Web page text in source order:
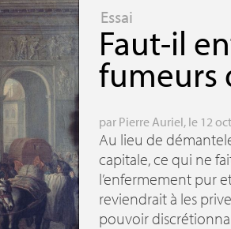
Essai
Faut-il
fumeurs
par Pierre Auriel, le 12
Au lieu de
capitale, ce qui ne
l’enfermement pur
reviendrait à les
pouvoir